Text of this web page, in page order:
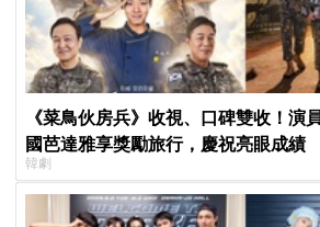
《菜鳥伙房兵》收視、口碑雙收！演
國芭達雅享獎勵旅行，慶祝亮眼成績
韓劇